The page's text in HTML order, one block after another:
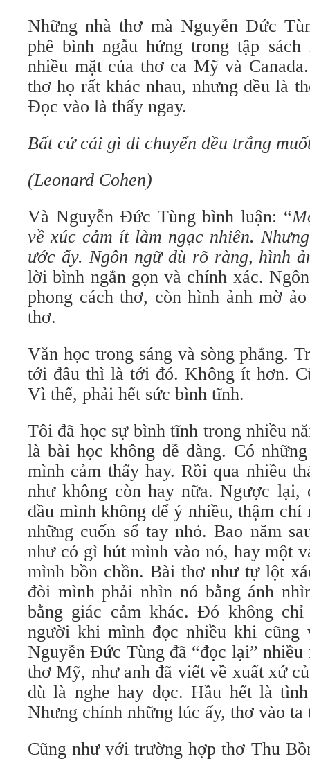
Những nhà thơ mà Nguyễn Đức
phê bình ngẫu hứng trong tập
nhiều mặt của thơ ca Mỹ và
thơ họ rất khác nhau, nhưng đều là
Đọc vào là thấy ngay.
Bất cứ cái gì di chuyển đều trắng
(Leonard Cohen)
Và Nguyễn Đức Tùng bình luận: “
về xúc cảm ít làm ngạc nhiên.
ước ấy. Ngôn ngữ dù rõ ràng, hình
lời bình ngắn gọn và chính xác.
phong cách thơ, còn hình ảnh mờ
thơ.
Văn học trong sáng và sòng phẳng.
tới đâu thì là tới đó. Không ít hơn.
Vì thế, phải hết sức bình tĩnh.
Tôi đã học sự bình tĩnh trong nhiều
là bài học không dễ dàng. Có
mình cảm thấy hay. Rồi qua nhiều
như không còn hay nữa. Ngược lại,
đầu mình không để ý nhiều, thậm
những cuốn sổ tay nhỏ. Bao năm
như có gì hút mình vào nó, hay một
mình bồn chồn. Bài thơ như tự lột
đòi mình phải nhìn nó bằng ánh
bằng giác cảm khác. Đó không
người khi mình đọc nhiều khi cũng
Nguyễn Đức Tùng đã “đọc lại”
thơ Mỹ, như anh đã viết về xuất xứ
dù là nghe hay đọc. Hầu hết là
Nhưng chính những lúc ấy, thơ vào ta
Cũng như với trường hợp thơ Thu